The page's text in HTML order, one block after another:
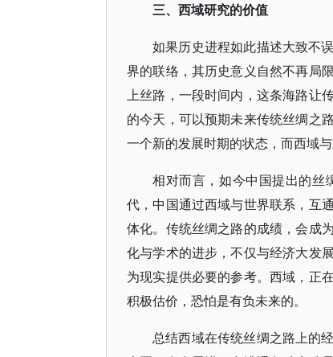
三、西域研究的价值
如果历史进程如此描述大致不
界的联络，其历史意义自然不再局
上丝路，一段时间内，这条海路让
的今天，可以预期未来传统丝绸之
一个新的发展时期的状态，而西域
相对而言，如今中国提出的丝
代，中国通过西域与世界联系，互
体化。传统丝绸之路的成绩，会成
化与学术的进步，不仅与经济大发
为现实提供必要的参考。西域，正
积极估价，恐怕是有负未来的。
总结西域在传统丝绸之路上的